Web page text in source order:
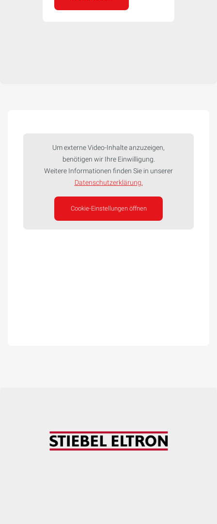
Um externe Video-Inhalte anzuzeigen,
benötigen wir Ihre Einwilligung.
Weitere Informationen finden Sie in unserer
Datenschutzerklärung.
Cookie-Einstellungen öffnen